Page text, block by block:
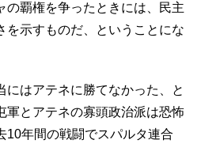
の覇権を争ったときには、民主
を示すものだ、ということにな
にはアテネに勝てなかった、と
軍とアテネの寡頭政治派は恐怖
10年間の戦闘でスパルタ連合